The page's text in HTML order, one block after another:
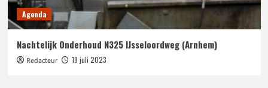
Agenda
Nachtelijk Onderhoud N325 IJsseloordweg (Arnhem)
Redacteur 19 juli 2023